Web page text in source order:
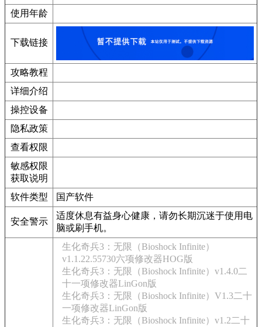
使用年龄
下载链接
攻略教程
详细介绍
操控设备
隐私政策
查看权限
敏感权限
获取说明
软件类型
国产软件
安全警示
适度休息有益身心健康，请勿长期沉迷于使用电
脑或刷手机。
生化奇兵3：无限（Bioshock Infinite）
v1.1.22.55730六项修改器HOG版
生化奇兵3：无限（Bioshock Infinite）v1.4.0二
十一项修改器LinGon版
生化奇兵3：无限（Bioshock Infinite）V1.3二十
一项修改器LinGon版
生化奇兵3：无限（Bioshock Infinite）v1.2二十